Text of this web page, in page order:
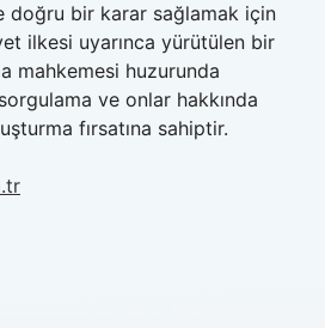
doğru bir karar sağlamak için
ilkesi uyarınca yürütülen bir
mahkemesi huzurunda
ve onlar hakkında
fırsatına sahiptir.